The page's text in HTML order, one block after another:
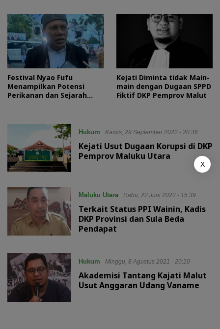
Festival Nyao Fufu
Menampilkan Potensi
Perikanan dan Sejarah
Kejati Diminta tidak Main-
main dengan Dugaan SPPD
Fiktif DKP Pemprov Malut
Hukum Kamis, 29 September 2022 - 20:36
Kejati Usut Dugaan Korupsi di DKP
Pemprov Maluku Utara
Maluku Utara Rabu, 22 Juni 2022 - 15:39
Terkait Status PPI Wainin, Kadis
DKP Provinsi dan Sula Beda
Pendapat
Hukum Minggu, 8 Agustus 2021 - 20:10
Akademisi Tantang Kajati Malut
Usut Anggaran Udang Vaname
X